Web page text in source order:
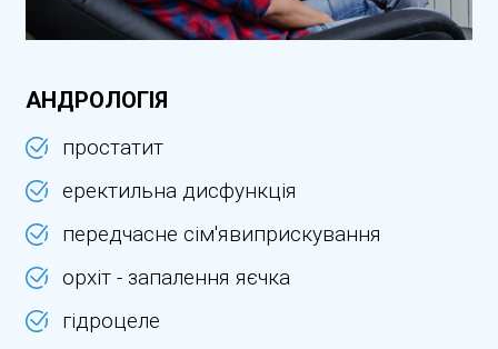
АНДРОЛОГІЯ
простатит
еректильна дисфункція
передчасне сім'явиприскування
орхіт - запалення яєчка
гідроцеле